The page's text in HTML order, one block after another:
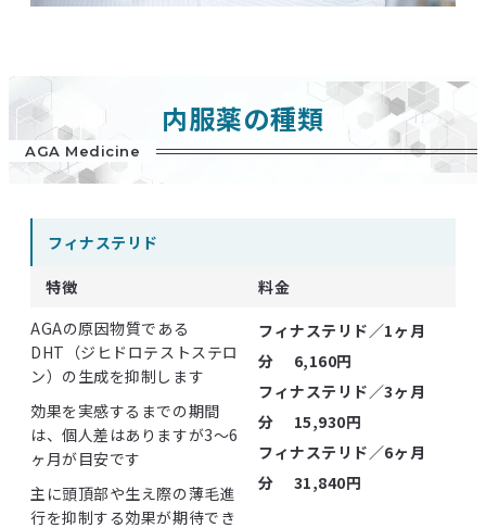
内服薬の種類
AGA Medicine
フィナステリド
特徴
AGAの原因物質である
DHT（ジヒドロテストステロ
ン）の生成を抑制します
効果を実感するまでの期間
は、個人差はありますが3～6
ヶ月が目安です
主に頭頂部や生え際の薄毛進
行を抑制する効果が期待でき
料金
フィナステリド／1ヶ月
分
6,160円
フィナステリド／3ヶ月
分
15,930円
フィナステリド／6ヶ月
分
31,840円